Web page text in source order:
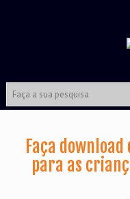
Faça
para as